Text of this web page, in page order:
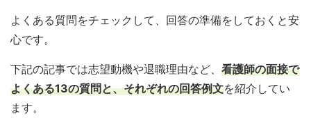
よくある質問をチェックして、回答の準備をしておくと安
心です。
下記の記事では志望動機や退職理由など、 看護師の面接で
よくある13の質問と、それぞれの回答例文を紹介してい
ます。